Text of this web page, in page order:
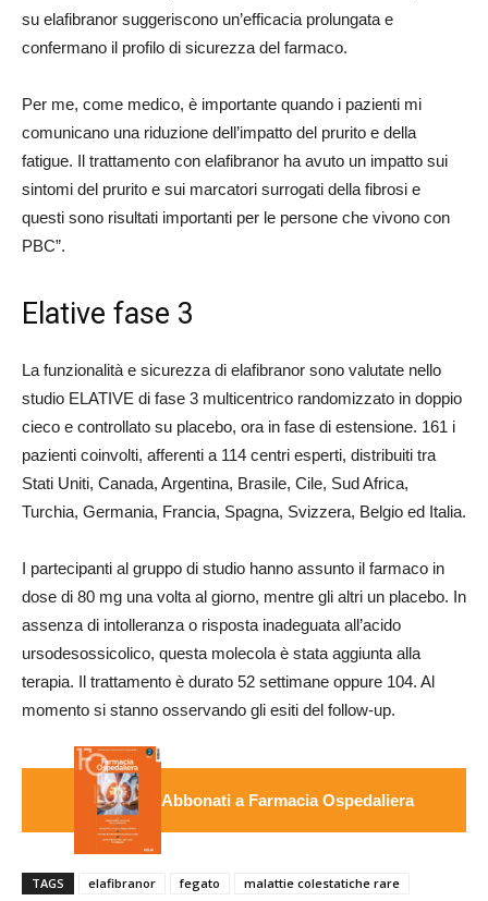
su elafibranor suggeriscono un’efficacia prolungata e
confermano il profilo di sicurezza del farmaco.
Per me, come medico, è importante quando i pazienti mi
comunicano una riduzione dell’impatto del prurito e della
fatigue. Il trattamento con elafibranor ha avuto un impatto sui
sintomi del prurito e sui marcatori surrogati della fibrosi e
questi sono risultati importanti per le persone che vivono con
PBC”.
Elative fase 3
La funzionalità e sicurezza di elafibranor sono valutate nello
studio ELATIVE di fase 3 multicentrico randomizzato in doppio
cieco e controllato su placebo, ora in fase di estensione. 161 i
pazienti coinvolti, afferenti a 114 centri esperti, distribuiti tra
Stati Uniti, Canada, Argentina, Brasile, Cile, Sud Africa,
Turchia, Germania, Francia, Spagna, Svizzera, Belgio ed Italia.
I partecipanti al gruppo di studio hanno assunto il farmaco in
dose di 80 mg una volta al giorno, mentre gli altri un placebo. In
assenza di intolleranza o risposta inadeguata all’acido
ursodesossicolico, questa molecola è stata aggiunta alla
terapia. Il trattamento è durato 52 settimane oppure 104. Al
momento si stanno osservando gli esiti del follow-up.
Abbonati a Farmacia Ospedaliera
TAGS elafibranor fegato malattie colestatiche rare